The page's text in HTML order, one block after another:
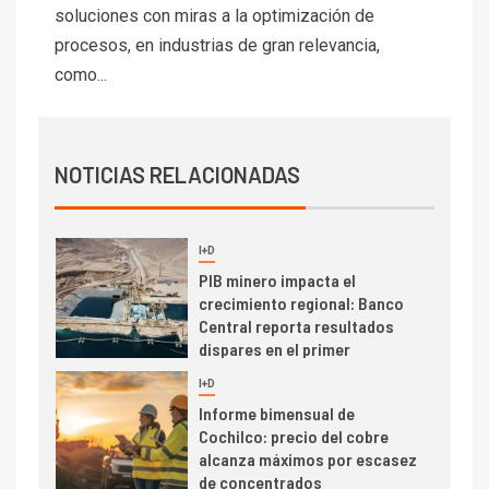
soluciones con miras a la optimización de
procesos, en industrias de gran relevancia,
como...
NOTICIAS RELACIONADAS
Codelco Ventanas prueba
camión 100% eléctrico para
transportar cátodos al Puerto
Producción minera en mayo de
2026 cae 10,6%
3 I+D
PIB minero impacta el
crecimiento regional: Banco
Central reporta resultados
dispares en el primer
4 I+D
Informe bimensual de
Cochilco: precio del cobre
alcanza máximos por escasez
de concentrados